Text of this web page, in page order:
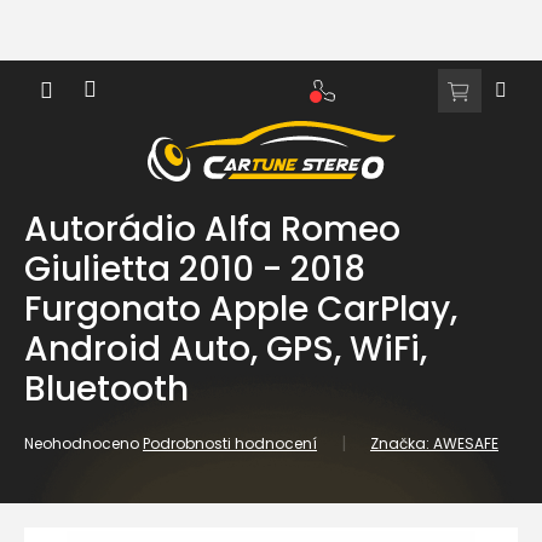
obsah
NÁKUPNÍ
Autorádio Alfa Romeo
Giulietta 2010 - 2018
Furgonato Apple CarPlay,
Android Auto, GPS, WiFi,
Bluetooth
Průměrné
je
NeohodnocenoPodrobnosti hodnocení Značka: AWESAFE